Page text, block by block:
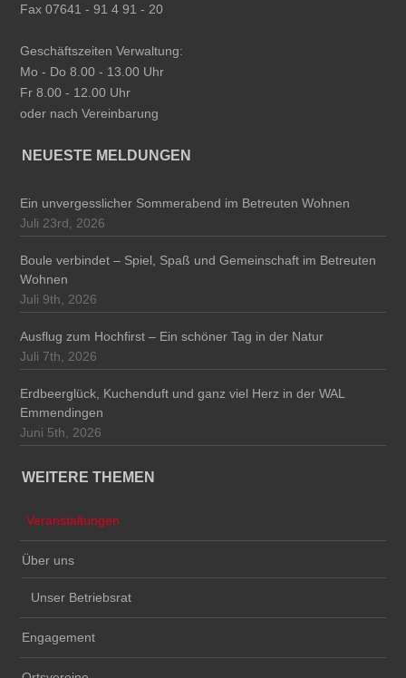
Fax 07641 - 91 4 91 - 20
Geschäftszeiten Verwaltung:
Mo - Do 8.00 - 13.00 Uhr
Fr 8.00 - 12.00 Uhr
oder nach Vereinbarung
NEUESTE MELDUNGEN
Ein unvergesslicher Sommerabend im Betreuten Wohnen
Juli 23rd, 2026
Boule verbindet – Spiel, Spaß und Gemeinschaft im Betreuten
Wohnen
Juli 9th, 2026
Ausflug zum Hochfirst – Ein schöner Tag in der Natur
Juli 7th, 2026
Erdbeerglück, Kuchenduft und ganz viel Herz in der WAL
Emmendingen
Juni 5th, 2026
WEITERE THEMEN
Veranstaltungen
Über uns
Unser Betriebsrat
Engagement